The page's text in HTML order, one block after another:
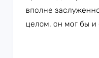
вполне
целом, он мог бы и